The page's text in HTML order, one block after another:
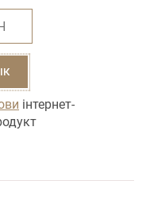
інтернет-